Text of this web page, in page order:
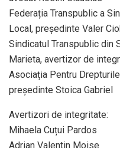
Federația Transpublic a
Local, președinte Valer
Sindicatul Transpublic din
Marieta, avertizor de
Asociația Pentru
președinte Stoica Gabriel
Avertizori de integritate:
Mihaela Cuțui Pardos
Adrian Valentin Moise